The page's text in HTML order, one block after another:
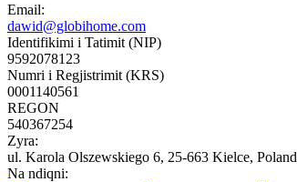
Email:
dawid@globihome.com
Identifikimi i Tatimit (NIP)
9592078123
Numri i Regjistrimit (KRS)
0001140561
REGON
540367254
Zyra:
ul. Karola Olszewskiego 6, 25-663 Kielce, Poland
Na ndiqni: